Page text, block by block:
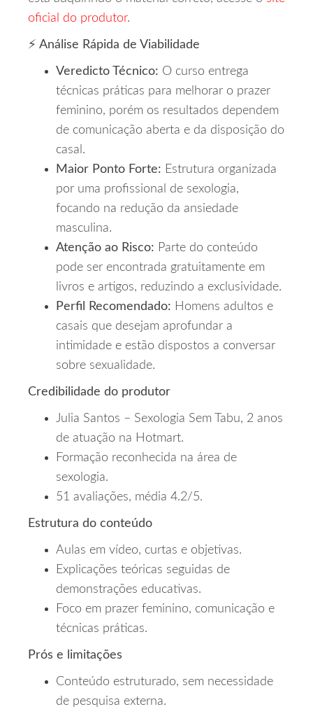
oficial do produtor.
⚡ Análise Rápida de Viabilidade
Veredicto Técnico: O curso entrega
técnicas práticas para melhorar o prazer
feminino, porém os resultados dependem
de comunicação aberta e da disposição do
casal.
Maior Ponto Forte: Estrutura organizada
por uma profissional de sexologia,
focando na redução da ansiedade
masculina.
Atenção ao Risco: Parte do conteúdo
pode ser encontrada gratuitamente em
livros e artigos, reduzindo a exclusividade.
Perfil Recomendado: Homens adultos e
casais que desejam aprofundar a
intimidade e estão dispostos a conversar
sobre sexualidade.
Credibilidade do produtor
Julia Santos – Sexologia Sem Tabu, 2 anos
de atuação na Hotmart.
Formação reconhecida na área de
sexologia.
51 avaliações, média 4.2/5.
Estrutura do conteúdo
Aulas em vídeo, curtas e objetivas.
Explicações teóricas seguidas de
demonstrações educativas.
Foco em prazer feminino, comunicação e
técnicas práticas.
Prós e limitações
Conteúdo estruturado, sem necessidade
de pesquisa externa.